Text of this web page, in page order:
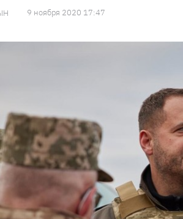
9 ноября 2020 17:47